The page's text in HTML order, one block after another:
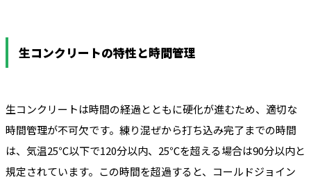
生コンクリートの特性と時間管理
生コンクリートは時間の経過とともに硬化が進むため、適切な
時間管理が不可欠です。練り混ぜから打ち込み完了までの時間
は、気温25℃以下で120分以内、25℃を超える場合は90分以内と
規定されています。この時間を超過すると、コールドジョイン